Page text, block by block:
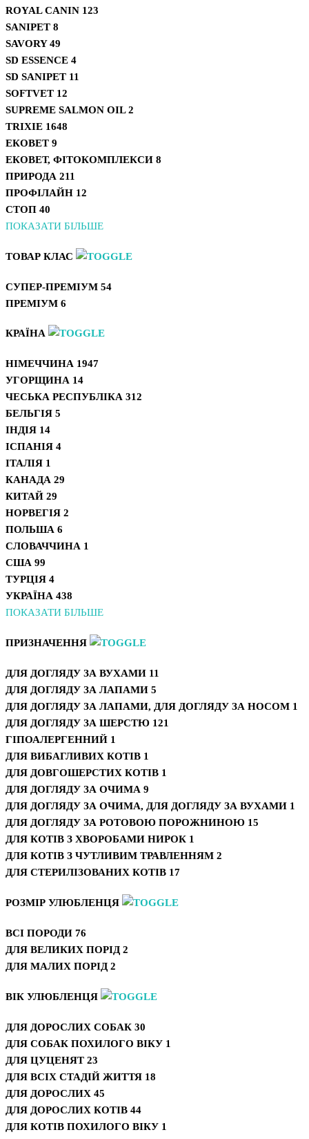
ROYAL CANIN 123
SANIPET 8
SAVORY49
SD ESSENCE 4
SD SANIPET 11
SOFTVET 12
SUPREME SALMON OIL2
TRIXIE 1648
ЕКОВЕТ 9
ЕКОВЕТ, ФІТОКОМПЛЕКСИ 8
ПРИРОДА 211
ПРОФІЛАЙН 12
СТОП 40
ПОКАЗАТИ БІЛЬШЕ
ТОВАР КЛАС
СУПЕР-ПРЕМІУМ 54
ПРЕМІУМ 6
КРАЇНА
НІМЕЧЧИНА 1947
УГОРЩИНА 14
ЧЕСЬКА РЕСПУБЛІКА 312
БЕЛЬГІЯ 5
ІНДІЯ 14
ІСПАНІЯ 4
ІТАЛІЯ 1
КАНАДА 29
КИТАЙ 29
НОРВЕГІЯ 2
ПОЛЬША 6
СЛОВАЧЧИНА 1
США 99
ТУРЦІЯ 4
УКРАЇНА 438
ПОКАЗАТИ БІЛЬШЕ
ПРИЗНАЧЕННЯ
ДЛЯ ДОГЛЯДУ ЗА ВУХАМИ 11
ДЛЯ ДОГЛЯДУ ЗА ЛАПАМИ 5
ДЛЯ ДОГЛЯДУ ЗА ЛАПАМИ, ДЛЯ ДОГЛЯДУ ЗА НОСОМ 1
ДЛЯ ДОГЛЯДУ ЗА ШЕРСТЮ 121
ГІПОАЛЕРГЕННИЙ 1
ДЛЯ ВИБАГЛИВИХ КОТІВ 1
ДЛЯ ДОВГОШЕРСТИХ КОТІВ 1
ДЛЯ ДОГЛЯДУ ЗА ОЧИМА 9
ДЛЯ ДОГЛЯДУ ЗА ОЧИМА, ДЛЯ ДОГЛЯДУ ЗА ВУХАМИ 1
ДЛЯ ДОГЛЯДУ ЗА РОТОВОЮ ПОРОЖНИНОЮ 15
ДЛЯ КОТІВ З ХВОРОБАМИ НИРОК 1
ДЛЯ КОТІВ З ЧУТЛИВИМ ТРАВЛЕННЯМ 2
ДЛЯ СТЕРИЛІЗОВАНИХ КОТІВ 17
РОЗМІР УЛЮБЛЕНЦЯ
ВСІ ПОРОДИ 76
ДЛЯ ВЕЛИКИХ ПОРІД 2
ДЛЯ МАЛИХ ПОРІД 2
ВІК УЛЮБЛЕНЦЯ
ДЛЯ ДОРОСЛИХ СОБАК 30
ДЛЯ СОБАК ПОХИЛОГО ВІКУ 1
ДЛЯ ЦУЦЕНЯТ 23
ДЛЯ ВСІХ СТАДІЙ ЖИТТЯ 18
ДЛЯ ДОРОСЛИХ 45
ДЛЯ ДОРОСЛИХ КОТІВ 44
ДЛЯ КОТІВ ПОХИЛОГО ВІКУ 1